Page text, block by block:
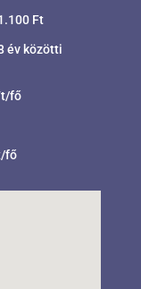
Ft
év közötti
fő
fő